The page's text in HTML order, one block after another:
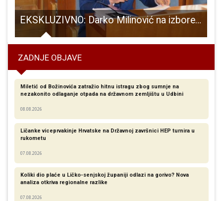
EKSKLUZIVNO: Darko Milinović na izbore će ići opet kao šef HDZ-a! No ovaj put iza te kratice krije se ime liste Hrvatski domoljubi zajedno
ZADNJE OBJAVE
Miletić od Božinovića zatražio hitnu istragu zbog sumnje na
nezakonito odlaganje otpada na državnom zemljištu u Udbini
08.08.2026
Ličanke viceprvakinje Hrvatske na Državnoj završnici HEP turnira u
rukometu
07.08.2026
Koliki dio plaće u Ličko-senjskoj županiji odlazi na gorivo? Nova
analiza otkriva regionalne razlike​
07.08.2026